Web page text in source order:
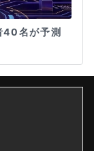
40名が予測